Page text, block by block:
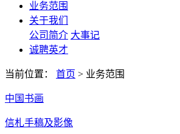
业务范围
关于我们
公司简介 大事记
诚聘英才
当前位置： 首页 > 业务范围
中国书画
信札手稿及影像